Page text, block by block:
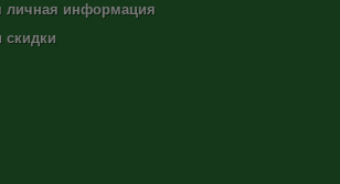
личная информация
скидки